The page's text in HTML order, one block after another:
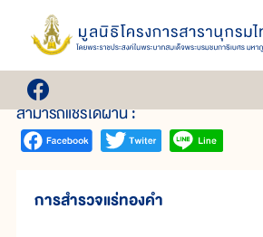
เล่ม 36
ทองคำ
สามารถแชร์ได้ผ่าน :
การสำรวจแร่ทองคำ